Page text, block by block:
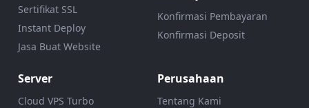
Sertifikat SSL
Instant Deploy
Jasa Buat Website
Konfirmasi Pembayaran
Konfirmasi Deposit
Server
Cloud VPS Turbo
Perusahaan
Tentang Kami